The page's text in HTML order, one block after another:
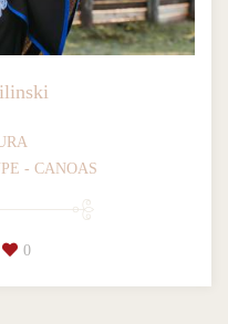
- CANOAS
0